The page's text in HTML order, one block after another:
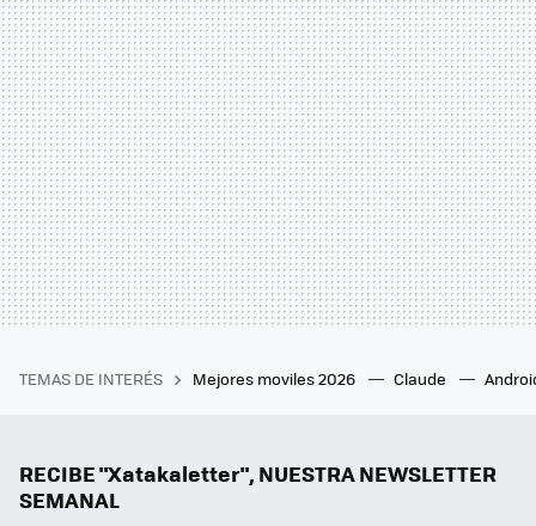
TEMAS DE INTERÉS Mejores moviles 2026 Claude
RECIBE "Xatakaletter", NUESTRA NEWSLETTER
SEMANAL